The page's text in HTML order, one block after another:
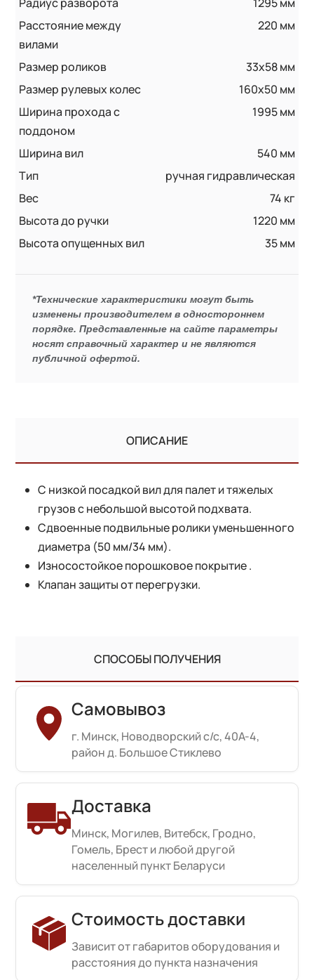
Расстояние между
вилами
220 мм
Размер роликов
33х58 мм
Размер рулевых колес
160x50 мм
Ширина прохода с
поддоном
1995 мм
Ширина вил
540 мм
Тип
ручная гидравлическая
Вес
74 кг
Высота до ручки
1220 мм
Высота опущенных вил
35 мм
*Технические характеристики могут быть
изменены производителем в одностороннем
порядке. Представленные на сайте параметры
носят справочный характер и не являются
публичной офертой.
ОПИСАНИЕ
С низкой посадкой вил для палет и тяжелых
грузов с небольшой высотой подхвата.
Сдвоенные подвильные ролики уменьшенного
диаметра (50 мм/34 мм).
Износостойкое порошковое покрытие .
Клапан защиты от перегрузки.
СПОСОБЫ ПОЛУЧЕНИЯ
Самовывоз
г. Минск, Новодворский с/с, 40А-4,
район д. Большое Стиклево
Доставка
Минск, Могилев, Витебск, Гродно,
Гомель, Брест и любой другой
населенный пункт Беларуси
Стоимость доставки
Зависит от габаритов оборудования и
расстояния до пункта назначения